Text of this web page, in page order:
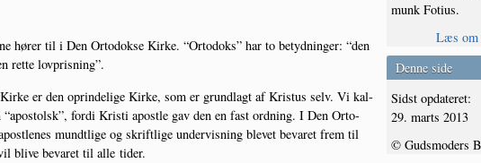
hører til i Den Orto­dok­se Kir­ke. “Orto­doks” har to betyd­nin­ger: “den
ret­te lovprisning”.
er den oprin­de­li­ge Kir­ke, som er grund­lagt af Kristus selv. Vi kal­
“apo­stolsk”, for­di Kri­sti apost­le gav den en fast ord­ning. I Den Orto­
mundt­li­ge og skrift­li­ge under­vis­ning ble­vet beva­ret frem til
bli­ve beva­ret til alle tider.
munk Fotius.
Læs om
Denne side
Sidst opdateret:
29. marts 2013
© Gudsmoders